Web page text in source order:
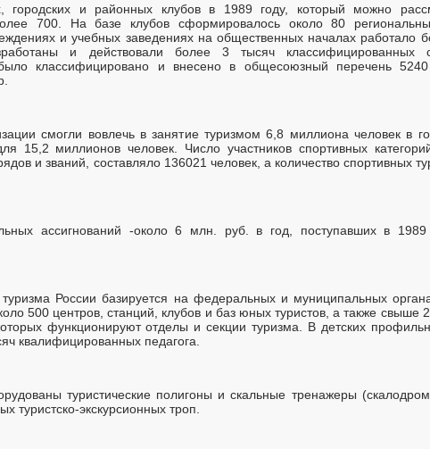
городских и районных клубов в 1989 году, который можно
700. На базе клубов сформировалось около 80
и учебных заведениях на общественных началах работало
и действовали более 3 тысяч классифицированных
классифицировано и внесено в общесоюзный перечень
смогли вовлечь в занятие туризмом 6,8 миллиона человек в
15,2 миллионов человек. Число участников спортивных
и званий, составляло 136021 человек, а количество спортивных
ассигнований -около 6 млн. руб. в год, поступавших в 1989
России базируется на федеральных и муниципальных
500 центров, станций, клубов и баз юных туристов, а также свыше
функционируют отделы и секции туризма. В детских
квалифицированных педагога.
туристические полигоны и скальные тренажеры
туристско-экскурсионных троп.